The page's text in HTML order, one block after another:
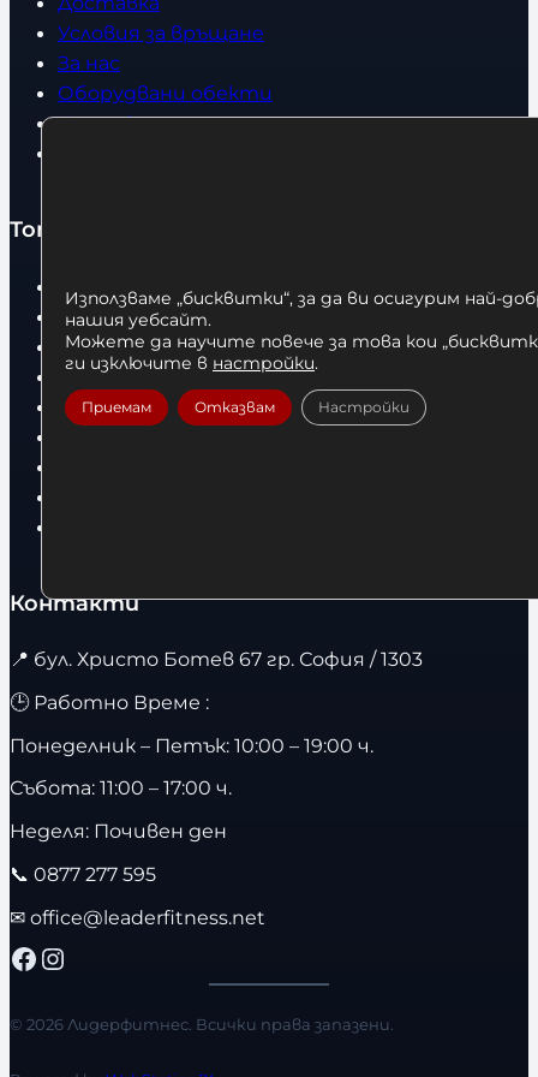
Условия за връщане
За нас
Оборудвани обекти
Контакти
Топ категории
Боксови чували
Боксови ръкавици
Дрехи
Детски дрехи
Контакти
📍 бул. Христо Ботев 67 гр. София / 1303
🕒 Работно Време :
Понеделник – Петък: 10:00 – 19:00 ч.
Събота: 11:00 – 17:00 ч.
Неделя: Почивен ден
📞 0877 277 595
✉ office@leaderfitness.net
Facebook Instagram
© 2026 Лидерфитнес. Всички права запазени.
Използваме „бисквитки“, за да ви осигурим най-
нашия уебсайт.
Можете да научите повече за това кои
ги изключите в настройки.
Приемам Отказвам Настройки